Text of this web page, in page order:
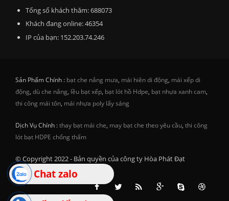
Chat zalo
Tổng số khách thăm: 688073
Khách đang online: 46354
IP của bạn: 152.203.74.246
Sản Phẩm Chính : bạt che nắng mưa, mái hiên di động, mái xếp di
động, dù che nắng, lều bạt xếp, bạt lót hồ Hdpe, bạt nhựa xanh cam,
thi công mái tôn, mái nhựa poly lấy sáng
Dịch Vụ Chính :thay bạt mái che, may bạt che theo yêu cầu, thi công
lót bạt HDPE chống thấm
© Copyright 2022 - Bản quyền của công ty Hòa Phát Đạt